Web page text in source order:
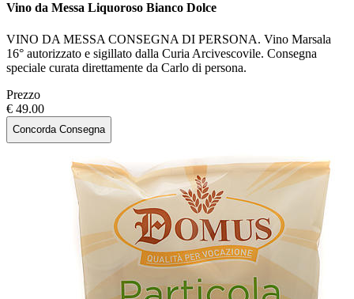
Vino da Messa Liquoroso Bianco Dolce
VINO DA MESSA CONSEGNA DI PERSONA. Vino Marsala
16° autorizzato e sigillato dalla Curia Arcivescovile. Consegna
speciale curata direttamente da Carlo di persona.
Prezzo
€ 49.00
Concorda Consegna